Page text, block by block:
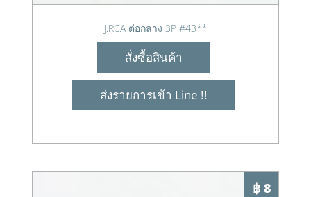
J.RCA ต่อกลาง 3P #43**
สั่งซื้อสินค้า
ส่งรายการเข้า Line !!
฿ 8